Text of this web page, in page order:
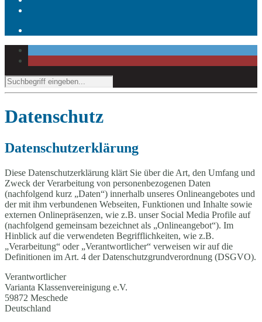
Datenschutz
Datenschutzerklärung
Diese Datenschutzerklärung klärt Sie über die Art, den Umfang und
Zweck der Verarbeitung von personenbezogenen Daten
(nachfolgend kurz „Daten“) innerhalb unseres Onlineangebotes und
der mit ihm verbundenen Webseiten, Funktionen und Inhalte sowie
externen Onlinepräsenzen, wie z.B. unser Social Media Profile auf
(nachfolgend gemeinsam bezeichnet als „Onlineangebot“). Im
Hinblick auf die verwendeten Begrifflichkeiten, wie z.B.
„Verarbeitung“ oder „Verantwortlicher“ verweisen wir auf die
Definitionen im Art. 4 der Datenschutzgrundverordnung (DSGVO).
Verantwortlicher
Varianta Klassenvereinigung e.V.
59872 Meschede
Deutschland